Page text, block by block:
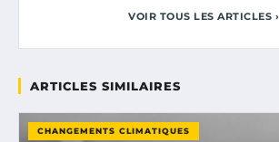
VOIR TOUS LES ARTICLES ›
ARTICLES SIMILAIRES
CHANGEMENTS CLIMATIQUES